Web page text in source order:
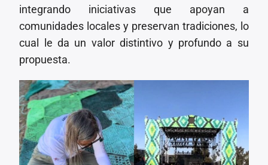
integrando iniciativas que apoyan a
comunidades locales y preservan tradiciones, lo
cual le da un valor distintivo y profundo a su
propuesta.